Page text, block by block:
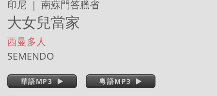
印尼 ｜ 南蘇門答臘省
大女兒當家
西曼多人
SEMENDO
華語MP3 粵語MP3